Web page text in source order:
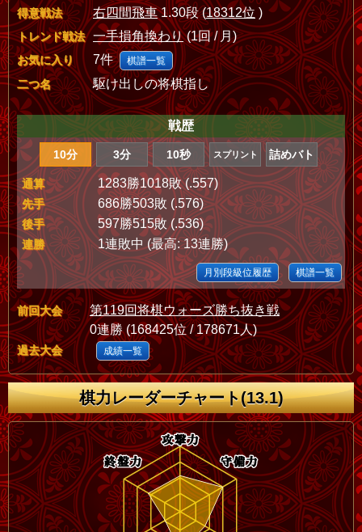
得意戦法 右四間飛車1.30段 (18312位 )
トレンド戦法 一手損角換わり(1回 / 月)
お気に入り 7件 棋譜一覧
二つ名 駆け出しの将棋指し
戦歴
10分 3分 10秒 スプリント 詰めバト
通算 1283勝1018敗 (.557)
先手 686勝503敗 (.576)
後手 597勝515敗 (.536)
連勝 1連敗中 (最高: 13連勝)
月別段級位履歴 棋譜一覧
前回大会
第119回将棋ウォーズ勝ち抜き戦
0連勝 (168425位 / 178671人)
過去大会 成績一覧
棋力レーダーチャート(13.1)